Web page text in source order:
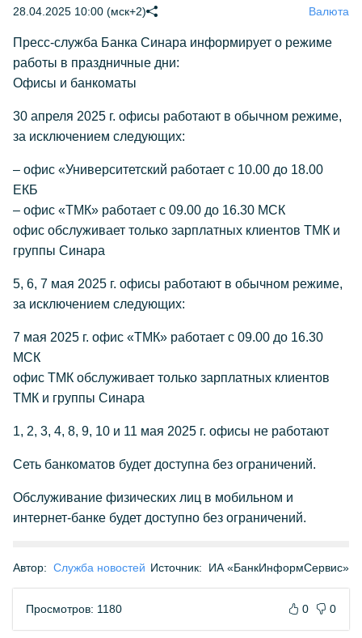
28.04.2025 10:00 (мск+2) Валюта
Пресс-служба Банка Синара информирует о режиме
работы в праздничные дни:
Офисы и банкоматы
30 апреля 2025 г. офисы работают в обычном режиме,
за исключением следующих:
– офис «Университетский работает с 10.00 до 18.00
ЕКБ
– офис «ТМК» работает с 09.00 до 16.30 МСК
офис обслуживает только зарплатных клиентов ТМК и
группы Синара
5, 6, 7 мая 2025 г. офисы работают в обычном режиме,
за исключением следующих:
7 мая 2025 г. офис «ТМК» работает с 09.00 до 16.30
МСК
офис ТМК обслуживает только зарплатных клиентов
ТМК и группы Синара
1, 2, 3, 4, 8, 9, 10 и 11 мая 2025 г. офисы не работают
Сеть банкоматов будет доступна без ограничений.
Обслуживание физических лиц в мобильном и
интернет-банке будет доступно без ограничений.
Автор: Служба новостей Источник: ИА «БанкИнформСервис»
Просмотров: 1180 0 0